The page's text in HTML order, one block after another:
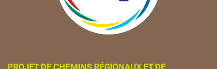
PROJET DE CHEMINS RÉGIONAUX ET DE